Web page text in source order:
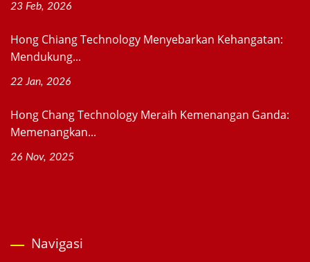
23 Feb, 2026
Hong Chiang Technology Menyebarkan Kehangatan:
Mendukung...
22 Jan, 2026
Hong Chang Technology Meraih Kemenangan Ganda:
Memenangkan...
26 Nov, 2025
Navigasi